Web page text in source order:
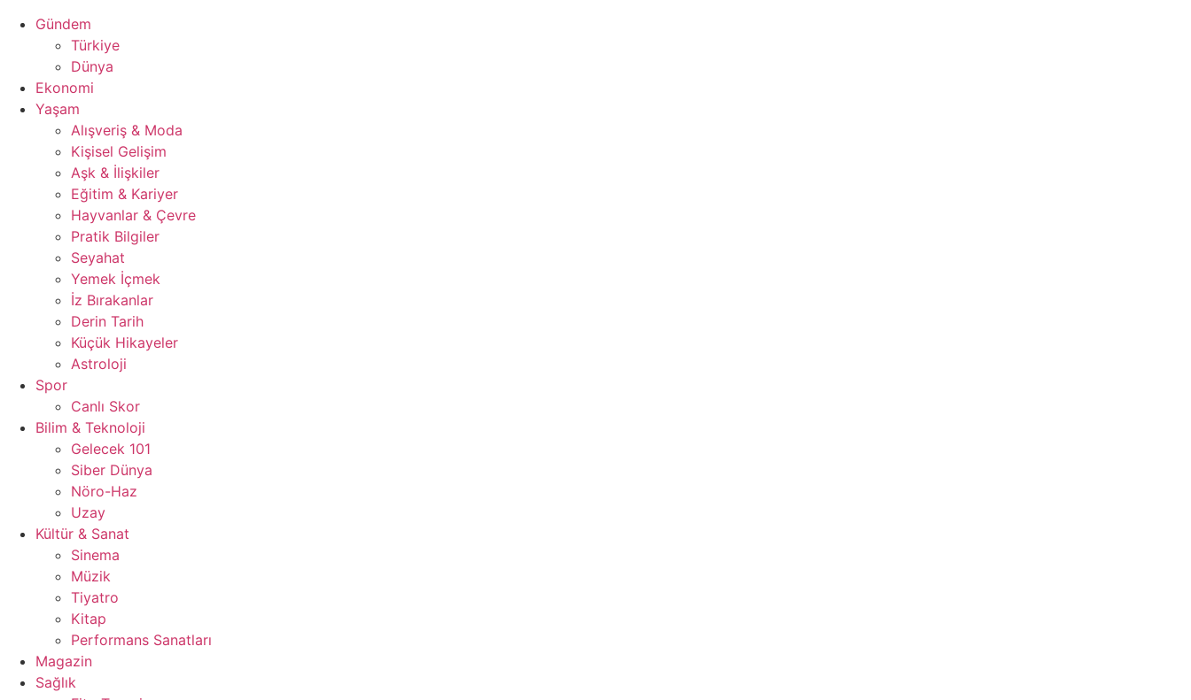
Gündem
Türkiye
Dünya
Ekonomi
Yaşam
Alışveriş & Moda
Kişisel Gelişim
Aşk & İlişkiler
Eğitim & Kariyer
Hayvanlar & Çevre
Pratik Bilgiler
Seyahat
Yemek İçmek
İz Bırakanlar
Derin Tarih
Küçük Hikayeler
Astroloji
Spor
Canlı Skor
Bilim & Teknoloji
Gelecek 101
Siber Dünya
Nöro-Haz
Uzay
Kültür & Sanat
Sinema
Müzik
Tiyatro
Kitap
Performans Sanatları
Magazin
Sağlık